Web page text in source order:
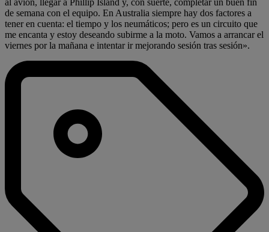
de semana con el equipo. En Australia siempre hay dos factores a
tener en cuenta: el tiempo y los neumáticos; pero es un circuito que
me encanta y estoy deseando subirme a la moto. Vamos a arrancar el
viernes por la mañana e intentar ir mejorando sesión tras sesión».